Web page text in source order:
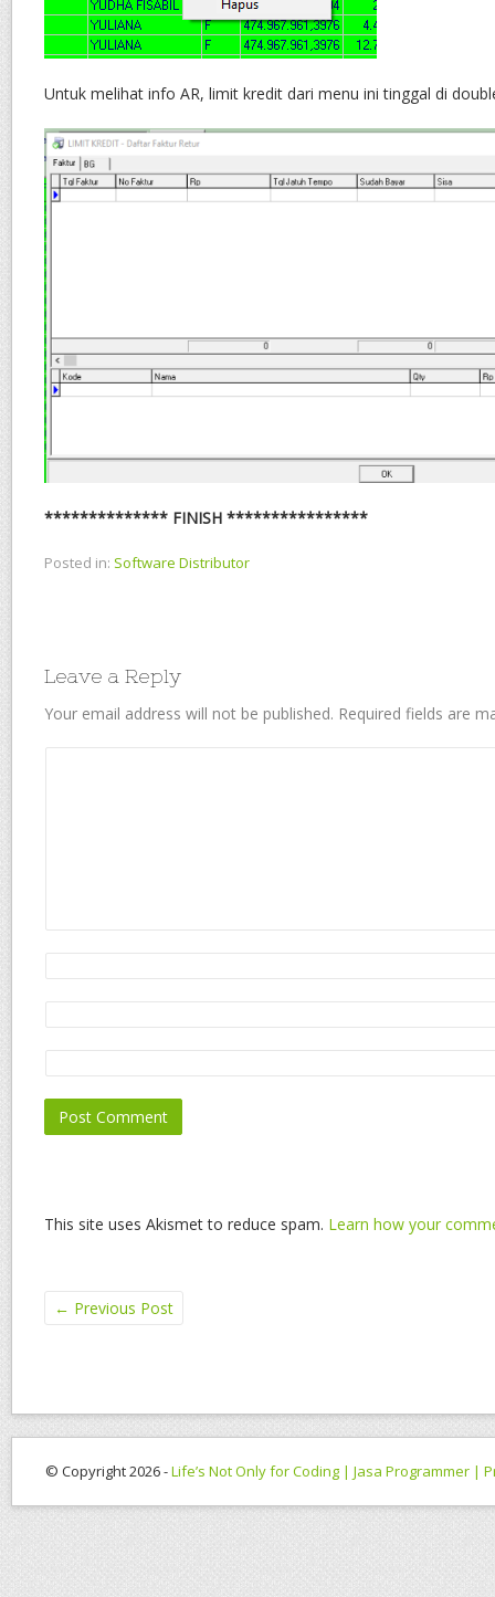
Untuk melihat info AR, limit kredit dari menu ini tinggal di
************** FINISH ****************
Posted in: Software Distributor
Leave a Reply
Your email address will not be published. Required fields are
This site uses Akismet to reduce spam. Learn how your
← Previous Post
© Copyright 2026 -Life’s Not Only for Coding | Jasa Programmer |